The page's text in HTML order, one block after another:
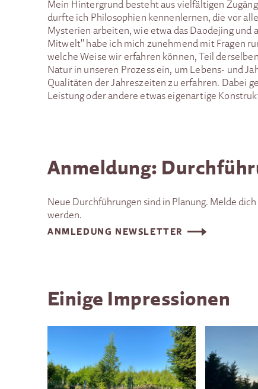
Mein Hintergrund besteht aus vielfältigen
durfte ich Philosophien kennenlernen, die vor
Mysterien arbeiten, wie etwa das Daodejing und
Mitwelt" habe ich mich zunehmend mit Fragen
welche Weise wir erfahren können, Teil
Natur in unseren Prozess ein, um Lebens- und
Qualitäten der Jahreszeiten zu erfahren. Dabei
Leistung oder andere etwas eigenartige
Anmeldung:
Neue Durchführungen sind in Planung. Melde
werden.
ANMLEDUNG NEWSLETTER
Einige Impressionen